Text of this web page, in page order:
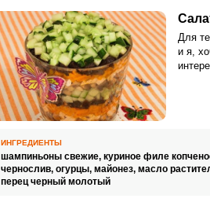
Для
и я,
ИНГРЕДИЕНТЫ
шампиньоны свежие, куриное филе
чернослив, огурцы, майонез, масло
перец черный молотый
Запомнить меня
ВХОД
Забыли пароль?